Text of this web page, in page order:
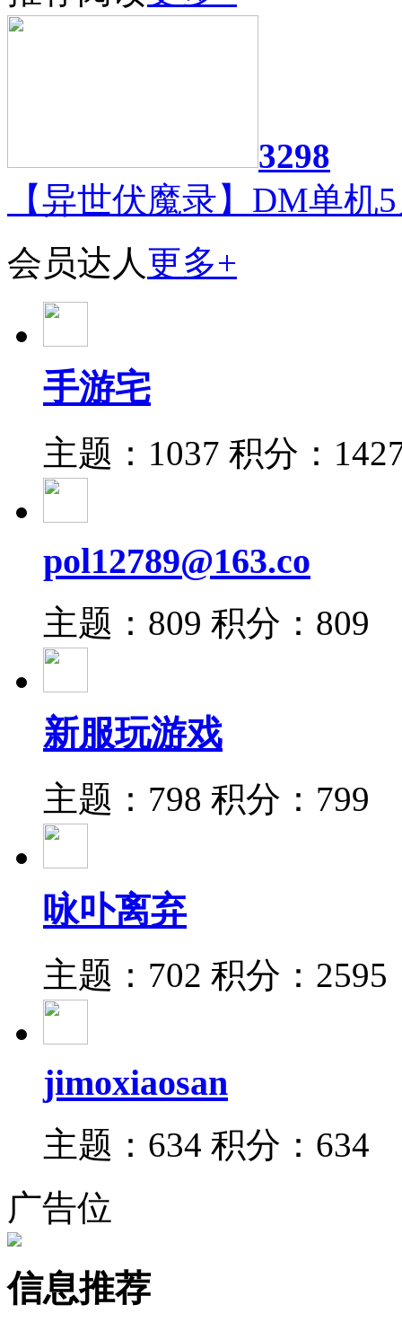
3298
【异世伏魔录】DM单机
会员达人更多+
手游宅
主题：1037 积分：
pol12789@163.co
主题：809 积分：809
新服玩游戏
主题：798 积分：799
咏卟离弃
主题：702 积分：2595
jimoxiaosan
主题：634 积分：634
广告位
信息推荐